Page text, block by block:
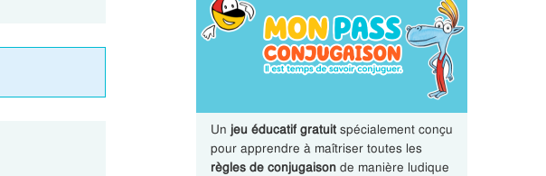
Un jeu éducatif gratuitspécialement conçu
pour apprendre à maîtriser toutes les
règles de conjugaisonde manière ludique